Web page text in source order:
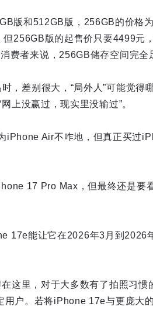
版和512GB版，256GB的价格
256GB版的起售价只要4499元
费者来说，256GB储存空间完全
，差别很大，“局外人”可能觉得
上没赢过，现实里没输过”。
iPhone Air不咋地，但真正买过
17 Pro Max，但最终还是要
17e能让它在2026年3月到2026
这里，对于大多数有了拍照习惯
户。若将iPhone 17e与更庞大